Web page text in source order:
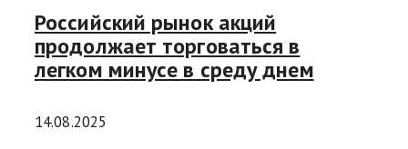
Российский рынок акций
продолжает торговаться в
легком минусе в среду днем
14.08.2025